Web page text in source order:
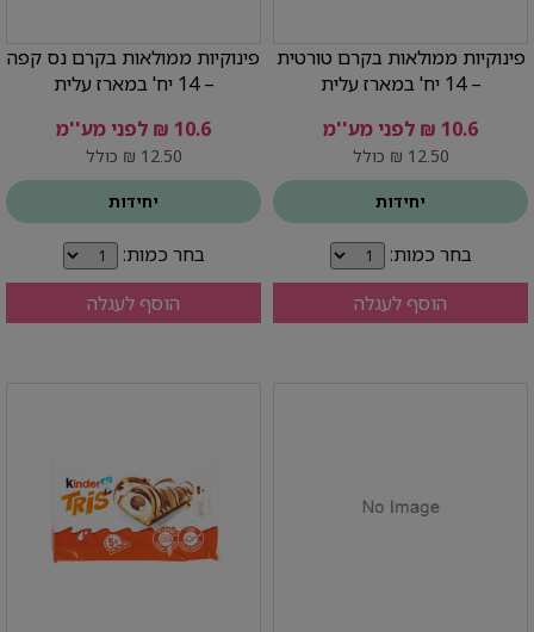
פינוקיות ממולאות בקרם טורטית
– 14 יח' במארז עלית
10.6 ₪ לפני מע''מ
12.50 ₪ כולל
יחידות
בחר כמות:
הוסף לעגלה
פינוקיות ממולאות בקרם נס קפה
– 14 יח' במארז עלית
10.6 ₪ לפני מע''מ
12.50 ₪ כולל
יחידות
בחר כמות:
הוסף לעגלה